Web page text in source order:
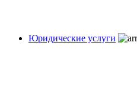
Юридические услуги